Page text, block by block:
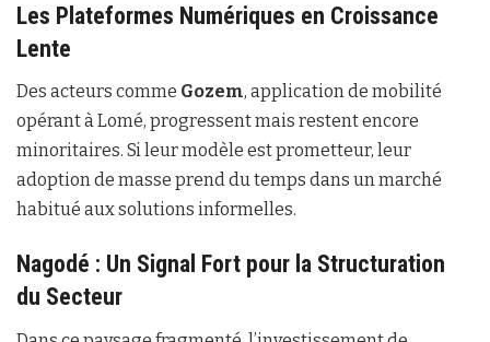
Les Plateformes Numériques en Croissance
Lente
Des acteurs comme Gozem, application de mobilité
opérant à Lomé, progressent mais restent encore
minoritaires. Si leur modèle est prometteur, leur
adoption de masse prend du temps dans un marché
habitué aux solutions informelles.
Nagodé : Un Signal Fort pour la Structuration
du Secteur